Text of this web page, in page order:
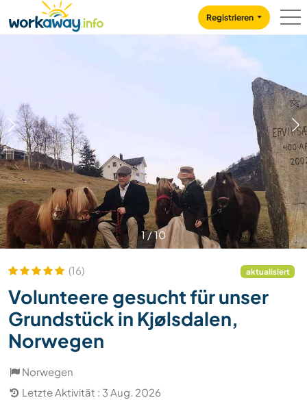
CONTENT
MAIN NAVIGATION
Registrieren
1/10
(16) aktualisiert
Volunteere gesucht für unser
Grundstück in Kjølsdalen,
Norwegen
Norwegen
Letzte Aktivität : 3 Aug. 2026